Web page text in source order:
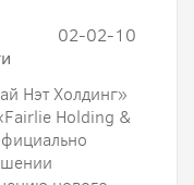
02-02-10
Нэт Холдинг»
Holding &